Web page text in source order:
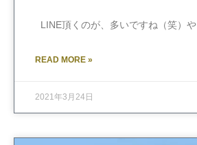
LINE頂くのが、多いですね（笑）や
READ MORE »
2021年3月24日